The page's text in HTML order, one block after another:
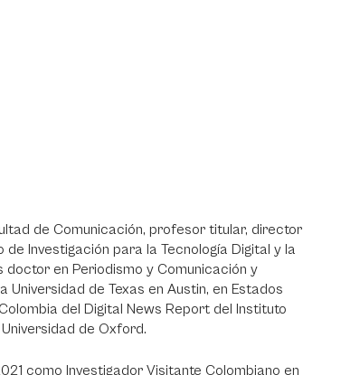
de Comunicación, profesor titular, director
Investigación para la Tecnología Digital y la
doctor en Periodismo y Comunicación y
de Texas en Austin, en Estados
del Digital News Report del Instituto
de Oxford.
como Investigador Visitante Colombiano en